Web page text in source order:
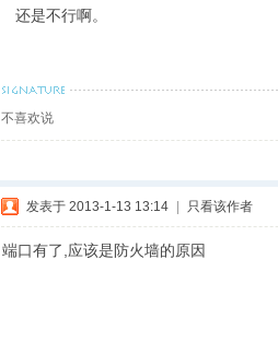
还是不行啊。
不喜欢说
发表于 2013-1-13 13:14 只看该作者
端口有了,应该是防火墙的原因